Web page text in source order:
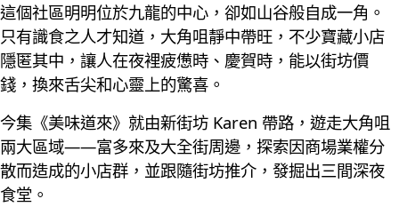
這個社區明明位於九龍的中心，卻如山谷般自成一角。
只有識食之人才知道，大角咀靜中帶旺，不少寶藏小店
隱匿其中，讓人在夜裡疲憊時、慶賀時，能以街坊價
錢，換來舌尖和心靈上的驚喜。
今集《美味道來》就由新街坊 Karen 帶路，遊走大角咀
兩大區域——富多來及大全街周邊，探索因商場業權分
散而造成的小店群，並跟隨街坊推介，發掘出三間深夜
食堂。